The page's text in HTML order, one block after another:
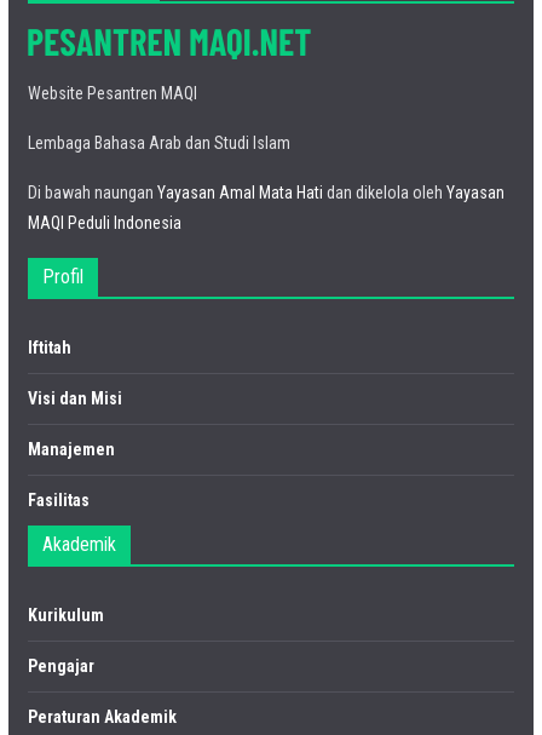
Website Pesantren MAQI
Lembaga Bahasa Arab dan Studi Islam
Di bawah naungan Yayasan Amal Mata Hati dan dikelola oleh Yayasan
MAQI Peduli Indonesia
Profil
Iftitah
Visi dan Misi
Manajemen
Fasilitas
Akademik
Kurikulum
Pengajar
Peraturan Akademik